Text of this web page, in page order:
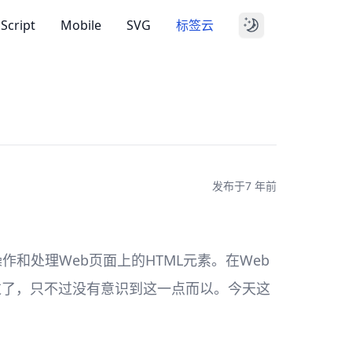
Mobile SVG 标签云
发布于7 年前
和处理Web页面上的HTML元素。在Web
，只不过没有意识到这一点而以。今天这